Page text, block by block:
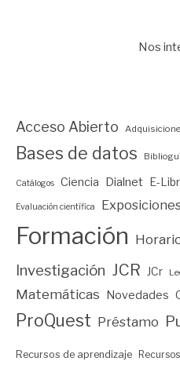
Nos
Acceso Abierto
Bases de datos
Catálogos Ciencia Dialnet E-
Evaluación científica
Formación
Investigación JCR JCr
Matemáticas Novedades
ProQuest Préstamo
Recursos de aprendizaje